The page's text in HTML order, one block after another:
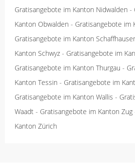
Gratisangebote im Kanton Nidwalden -
Kanton Obwalden - Gratisangebote im
Gratisangebote im Kanton
Kanton Schwyz - Gratisangebote im
Gratisangebote im Kanton Thurgau -
Kanton Tessin - Gratisangebote im
Gratisangebote im Kanton Wallis -
Waadt - Gratisangebote im Kanton Zug
Kanton Zürich